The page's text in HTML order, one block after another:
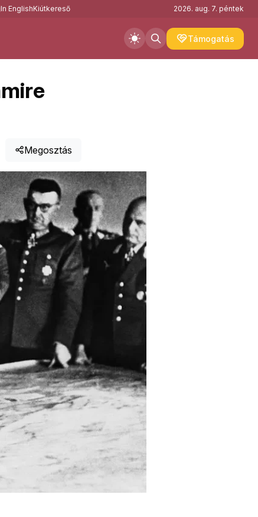
In EnglishKiútkereső 2026. aug. 7. péntek
Támogatás
Megosztás